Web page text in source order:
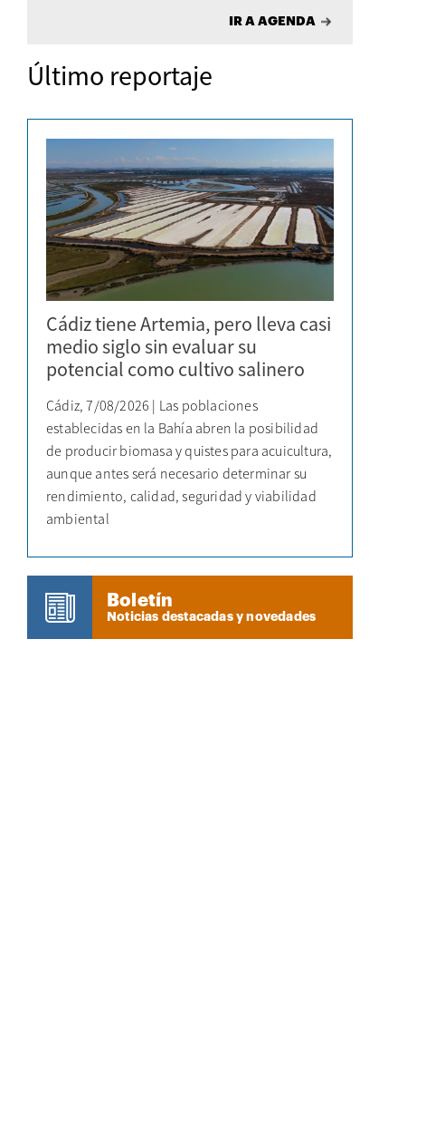
IR A AGENDA
Último reportaje
Cádiz tiene Artemia, pero lleva casi
medio siglo sin evaluar su
potencial como cultivo salinero
Cádiz, 7/08/2026 | Las poblaciones
establecidas en la Bahía abren la posibilidad
de producir biomasa y quistes para acuicultura,
aunque antes será necesario determinar su
rendimiento, calidad, seguridad y viabilidad
ambiental
Boletín
Noticias destacadas y novedades